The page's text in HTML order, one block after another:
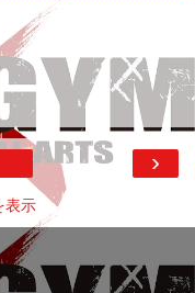
›
表示